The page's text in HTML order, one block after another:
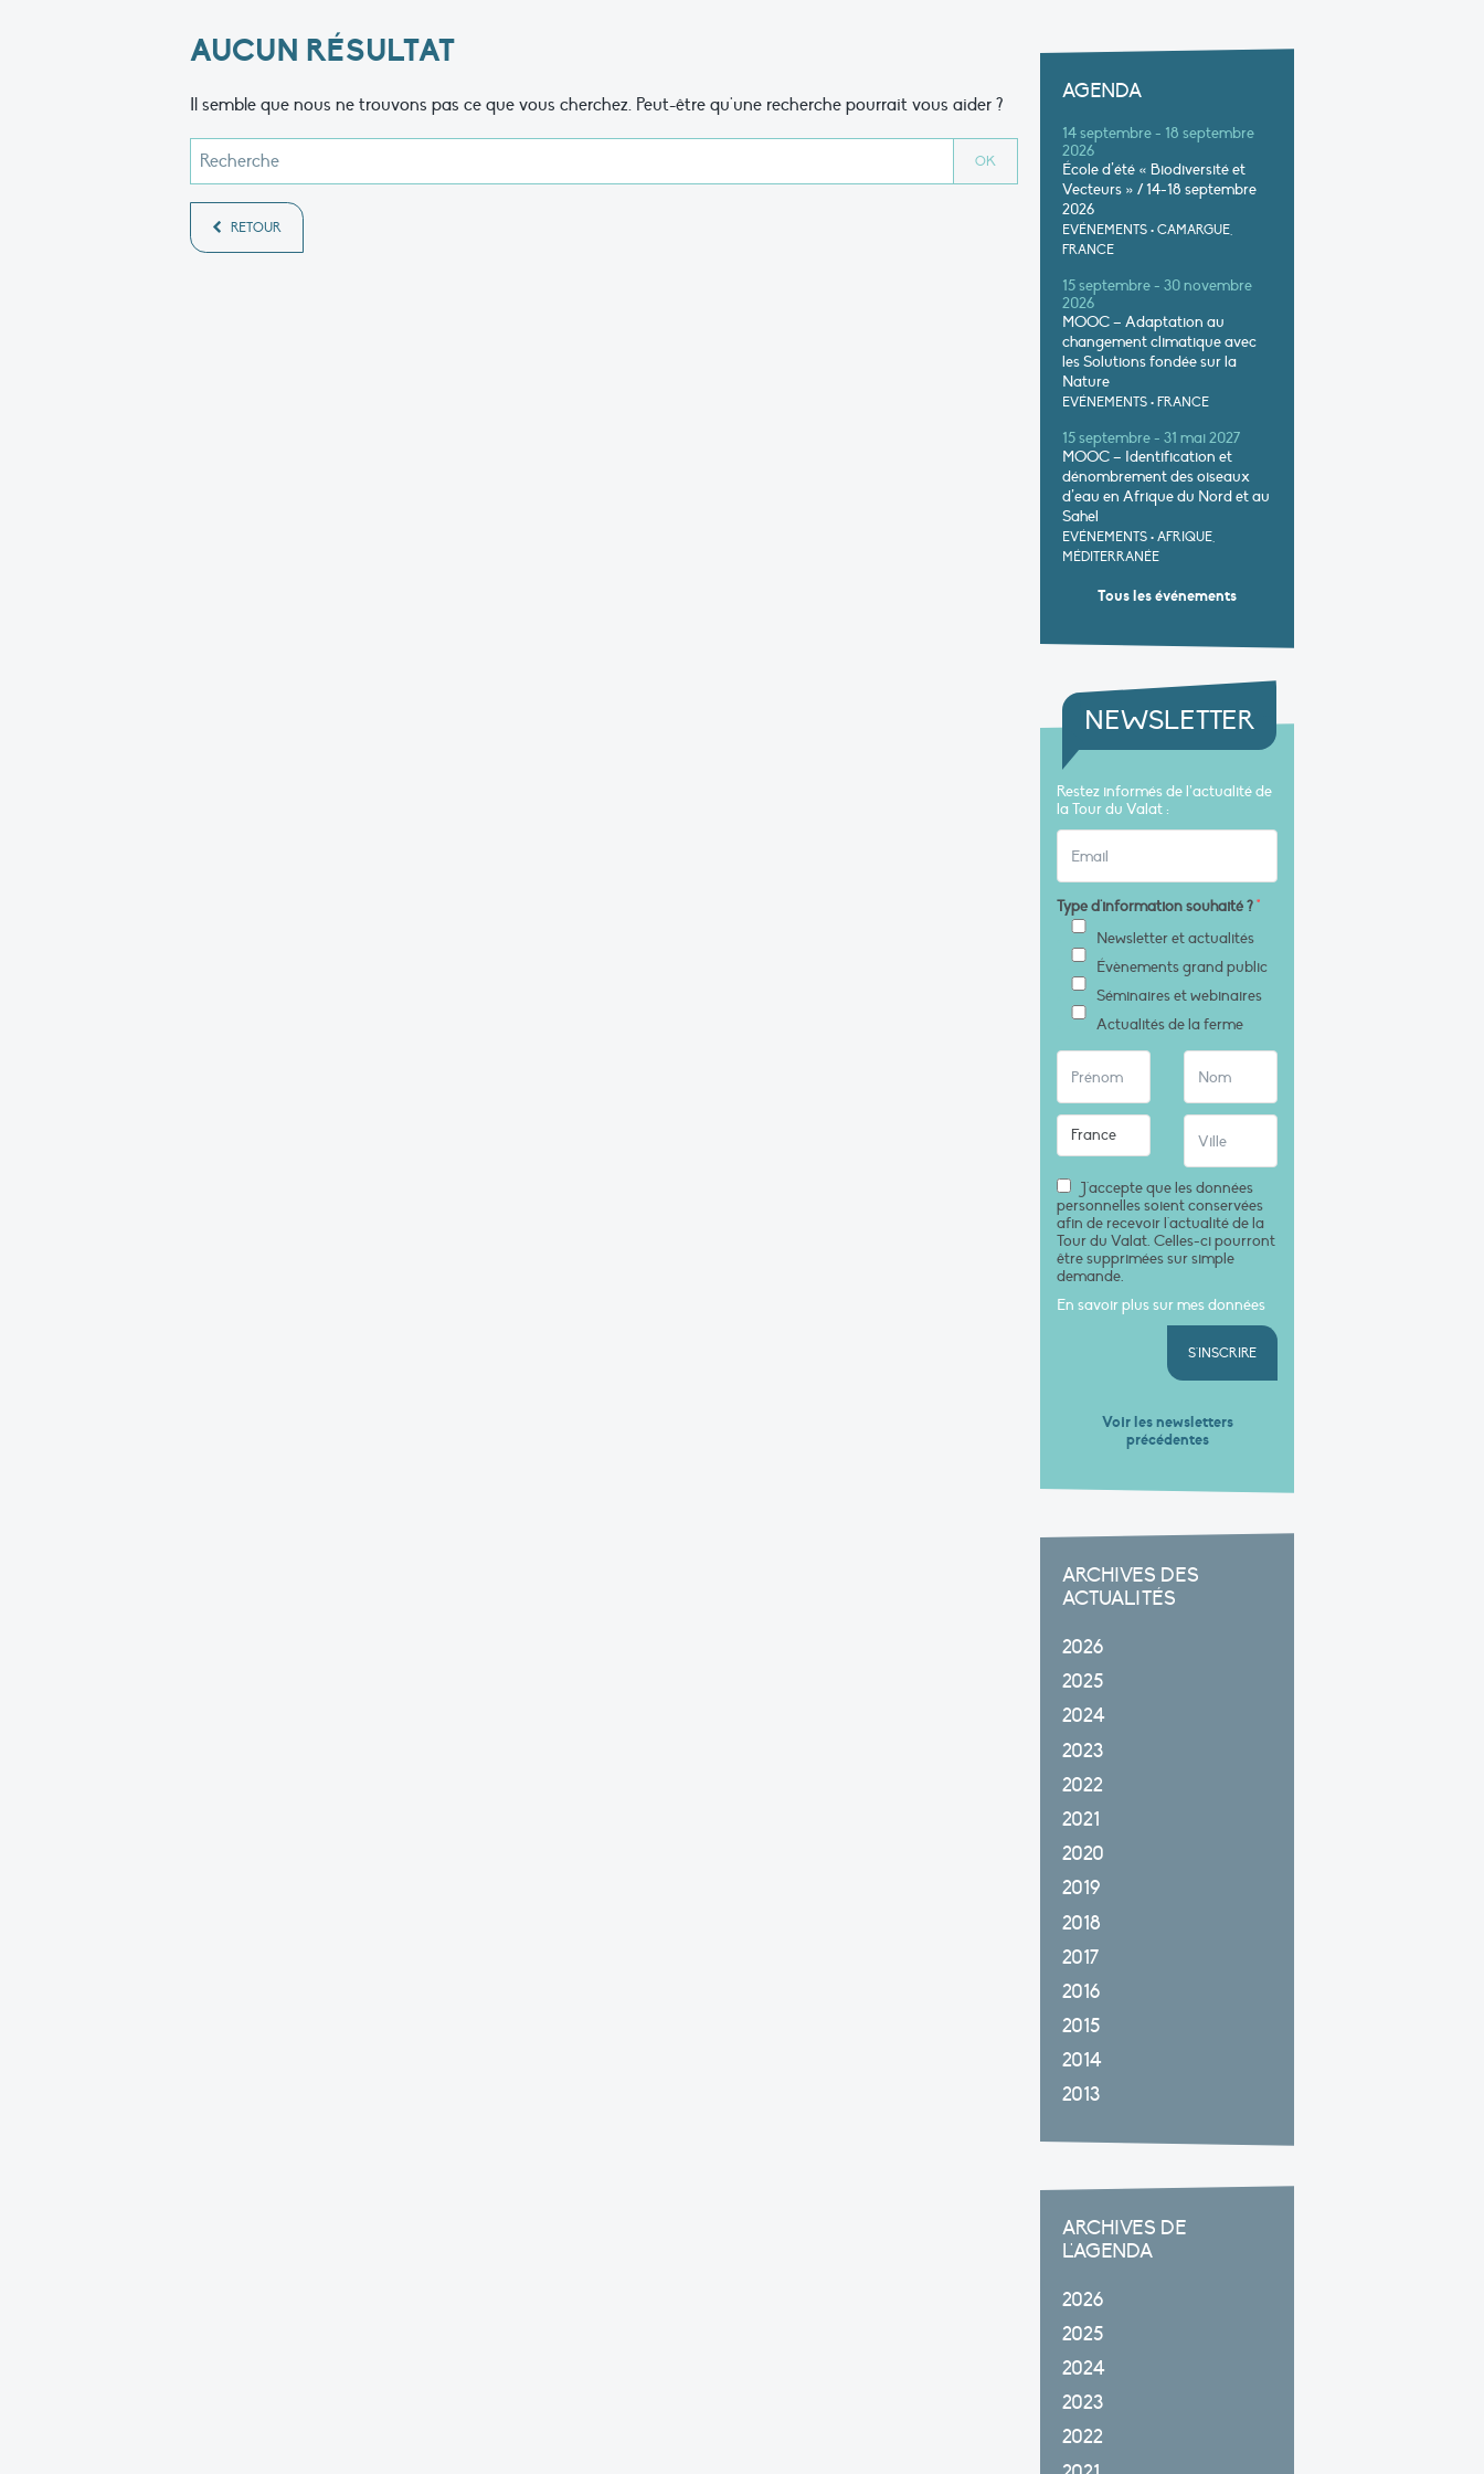
AUCUN RÉSULTAT
Il semble que nous ne trouvons pas ce que vous cherchez. Peut-être qu'une recherche pourrait vous aider ?
RETOUR
AGENDA
14 septembre - 18 septembre
2026
École d’été « Biodiversité et
Vecteurs » / 14-18 septembre
2026
EVÉNEMENTS • CAMARGUE,
FRANCE
15 septembre - 30 novembre
2026
MOOC – Adaptation au
changement climatique avec
les Solutions fondée sur la
Nature
EVÉNEMENTS • FRANCE
15 septembre - 31 mai 2027
MOOC – Identification et
dénombrement des oiseaux
d’eau en Afrique du Nord et au
Sahel
EVÉNEMENTS • AFRIQUE,
MÉDITERRANÉE
Tous les événements
NEWSLETTER
Restez informés de l’actualité de
la Tour du Valat :
Type d'information souhaité ?*
Newsletter et actualités
Évènements grand public
Séminaires et webinaires
Actualités de la ferme
J'accepte que les données
personnelles soient conservées
afin de recevoir l'actualité de la
Tour du Valat. Celles-ci pourront
être supprimées sur simple
demande.
En savoir plus sur mes données
S'INSCRIRE
Voir les newsletters
précédentes
ARCHIVES DES
ACTUALITÉS
2026
2025
2024
2023
2022
2021
2020
2019
2018
2017
2016
2015
2014
2013
ARCHIVES DE
L'AGENDA
2026
2025
2024
2023
2022